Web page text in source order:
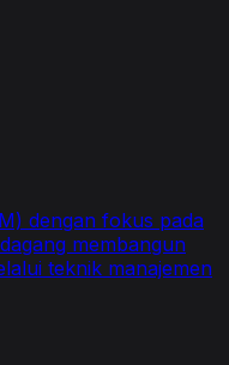
dengan fokus pada
membangun
teknik manajemen